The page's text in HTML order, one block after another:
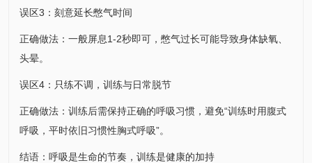
误区3：刻意延长憋气时间
正确做法：一般屏息1-2秒即可，憋气过长可能导致身体缺氧、
头晕。
误区4：只练不调，训练与日常脱节
正确做法：训练后需保持正确的呼吸习惯，避免“训练时用腹式
呼吸，平时依旧习惯性胸式呼吸”。
结语：呼吸是生命的节奏，训练是健康的加持